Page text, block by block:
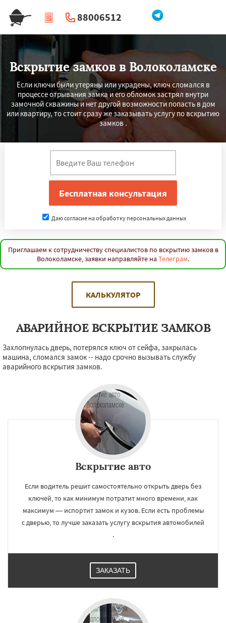
88006512
| Перезвоните мне
Вскрытие замков в Волоколамске
Если ключи были утеряны или украдены, ключ сломался в
процессе отрывания замка и его обломок застрял внутри
замочной скважины и нет другой возможности попасть в дом
или квартиру, то стоит сразу же заказывать услугу по вскрытию
замков .
Даю согласие на обработку персональных данных
Приглашаем к сотрудничеству специалистов по вскрытию замков в
Волоколамске, заявки направляйте на Телеграм.
КАЛЬКУЛЯТОР
АВАРИЙНОЕ ВСКРЫТИЕ ЗАМКОВ
Захлопнулась дверь, потерялся ключ от сейфа, закрылась
машина, сломался замок -- надо срочно вызывать службу
аварийного вскрытия замков.
Вскрытие авто
Если водитель решит самостоятельно открыть дверь без
ключей, то как минимум потратит много времени, как
максимум — испортит замок и кузов. Если есть проблемы
с дверью, то лучше заказать услугу вскрытия автомобилей
.
ЗАКАЗАТЬ